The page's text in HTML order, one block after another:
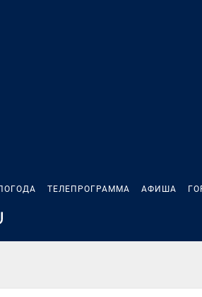
ТЕЛЕПРОГРАММА АФИША